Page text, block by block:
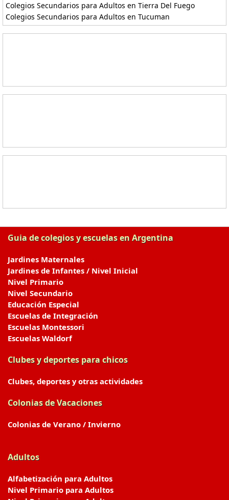
Colegios Secundarios para Adultos en Tierra Del Fuego
Colegios Secundarios para Adultos en Tucuman
Guia de colegios y escuelas en Argentina
Jardines Maternales
Jardines de Infantes / Nivel Inicial
Nivel Primario
Nivel Secundario
Educación Especial
Escuelas de Integración
Escuelas Montessori
Escuelas Waldorf
Clubes y deportes para chicos
Clubes, deportes y otras actividades
Colonias de Vacaciones
Colonias de Verano / Invierno
Adultos
Alfabetización para Adultos
Nivel Primario para Adultos